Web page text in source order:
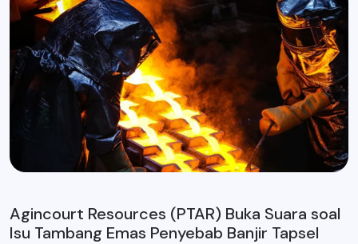
Agincourt Resources (PTAR) Buka Suara soal
Isu Tambang Emas Penyebab Banjir Tapsel